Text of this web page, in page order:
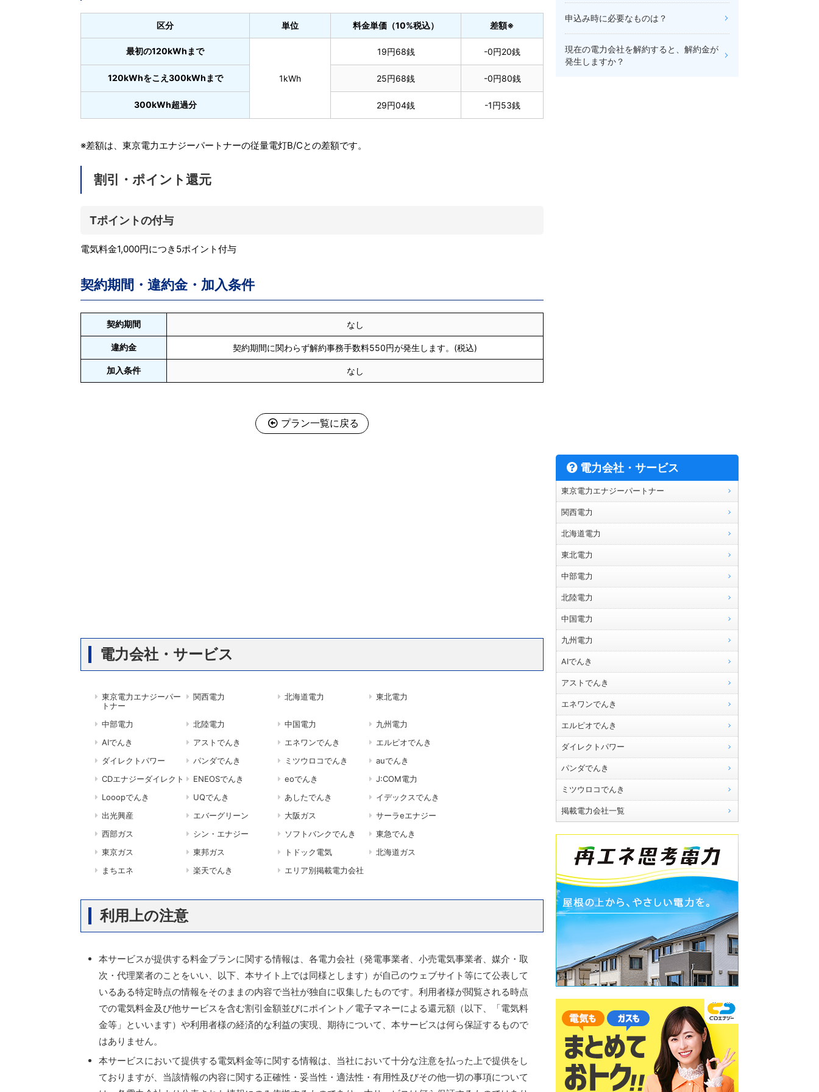
区分 単位 料金単価（10%税込） 差額※
最初の120kWhまで
1kWh
19円68銭 -0円20銭
120kWhをこえ300kWhまで 25円68銭 -0円80銭
300kWh超過分 29円04銭 -1円53銭
※差額は、東京電力エナジーパートナーの従量電灯B/Cとの差額です。
割引・ポイント還元
Tポイントの付与
電気料金1,000円につき5ポイント付与
契約期間・違約金・加入条件
契約期間 なし
違約金 契約期間に関わらず解約事務手数料550円が発生します。(税込)
加入条件 なし
プラン一覧に戻る
電力会社・サービス
東京電力エナジーパー
トナー
関西電力 北海道電力 東北電力
中部電力 北陸電力 中国電力
九州電力
AIでんき
アストでんき エネワンでんき
エルピオでんき
ダイレクトパワー
パンダでんき ミツウロコでんき
auでんき
CDエナジーダイレクト
ENEOSでんき eoでんき
J:COM電力
Looopでんき
UQでんき あしたでんき
イデックスでんき
出光興産
エバーグリーン 大阪ガス
サーラeエナジー
西部ガス
シン・エナジー ソフトバンクでんき
東急でんき
東京ガス
東邦ガス トドック電気
北海道ガス
まちエネ
楽天でんき エリア別掲載電力会社
利用上の注意
本サービスが提供する料金プランに関する情報は、各電力会社（発電事業者、小売電気事業者、媒介・取
次・代理業者のことをいい、以下、本サイト上では同様とします）が自己のウェブサイト等にて公表して
いるある特定時点の情報をそのままの内容で当社が独自に収集したものです。利用者様が閲覧される時点
での電気料金及び他サービスを含む割引金額並びにポイント／電子マネーによる還元額（以下、「電気料
金等」といいます）や利用者様の経済的な利益の実現、期待について、本サービスは何ら保証するもので
はありません。
本サービスにおいて提供する電気料金等に関する情報は、当社において十分な注意を払った上で提供をし
ておりますが、当該情報の内容に関する正確性・妥当性・適法性・有用性及びその他一切の事項について
申込み時に必要なものは？
現在の電力会社を解約すると、解約金が
発生しますか？
電力会社・サービス
東京電力エナジーパートナー
関西電力
北海道電力
東北電力
中部電力
北陸電力
中国電力
九州電力
AIでんき
アストでんき
エネワンでんき
エルピオでんき
ダイレクトパワー
パンダでんき
ミツウロコでんき
掲載電力会社一覧